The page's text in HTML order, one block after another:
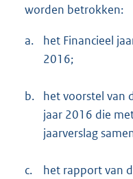
worden betrokken:
a.
het Financieel
2016;
b.
het voorstel van
jaar 2016 die
jaarverslag
c.
het rapport van